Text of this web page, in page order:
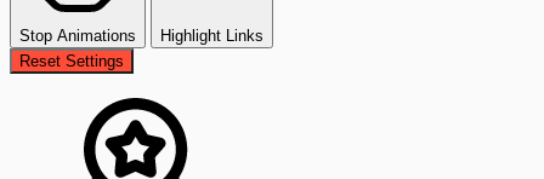
Stop Animations
Highlight Links
Reset Settings